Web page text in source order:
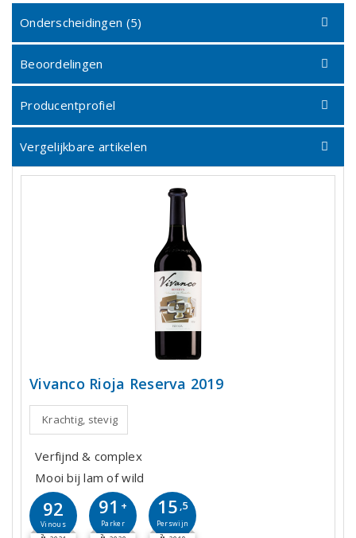
Onderscheidingen (5)
Beoordelingen
Producentprofiel
Vergelijkbare artikelen
Vivanco Rioja Reserva 2019
Krachtig, stevig
Verfijnd & complex
Mooi bij lam of wild
92
Vinous
91 +
Parker
15 ,5
Perswijn